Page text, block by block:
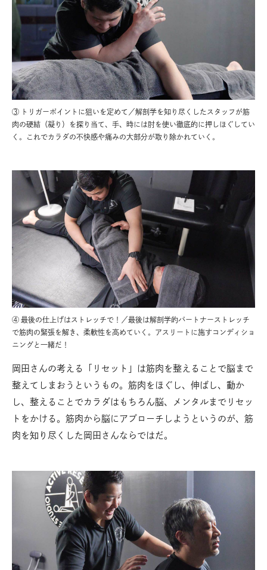
③ トリガーポイントに狙いを定めて／解剖学を知り尽くしたスタッフが筋
肉の硬結（凝り）を探り当て、手、時には肘を使い徹底的に押しほぐしてい
く。これでカラダの不快感や痛みの大部分が取り除かれていく。
④ 最後の仕上げはストレッチで！／最後は解剖学的パートナーストレッチ
で筋肉の緊張を解き、柔軟性を高めていく。アスリートに施すコンディショ
ニングと一緒だ！
岡田さんの考える「リセット」は筋肉を整えることで脳まで
整えてしまおうというもの。筋肉をほぐし、伸ばし、動か
し、整えることでカラダはもちろん脳、メンタルまでリセッ
トをかける。筋肉から脳にアプローチしようというのが、筋
肉を知り尽くした岡田さんならではだ。